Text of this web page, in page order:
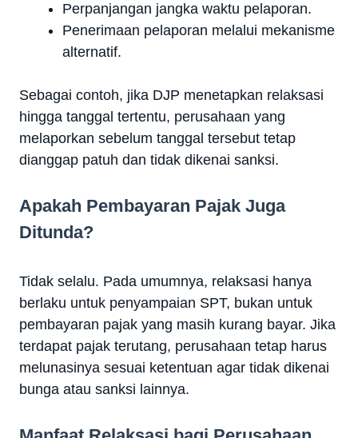
Perpanjangan jangka waktu pelaporan.
Penerimaan pelaporan melalui mekanisme
alternatif.
Sebagai contoh, jika DJP menetapkan relaksasi
hingga tanggal tertentu, perusahaan yang
melaporkan sebelum tanggal tersebut tetap
dianggap patuh dan tidak dikenai sanksi.
Apakah Pembayaran Pajak Juga
Ditunda?
Tidak selalu. Pada umumnya, relaksasi hanya
berlaku untuk penyampaian SPT, bukan untuk
pembayaran pajak yang masih kurang bayar. Jika
terdapat pajak terutang, perusahaan tetap harus
melunasinya sesuai ketentuan agar tidak dikenai
bunga atau sanksi lainnya.